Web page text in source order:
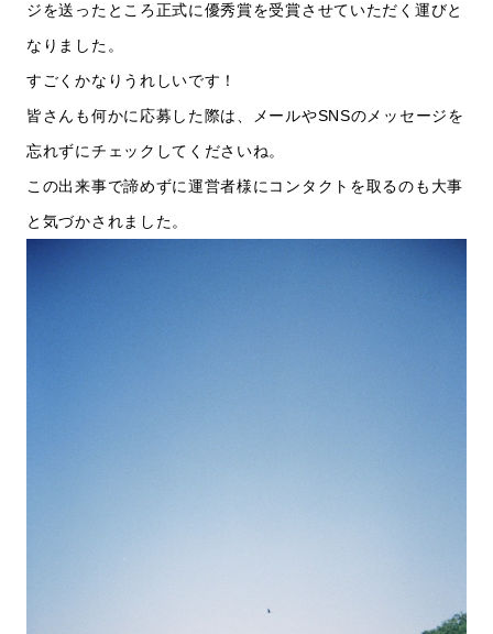
ジを送ったところ正式に優秀賞を受賞させていただく運びと
なりました。
すごくかなりうれしいです！
皆さんも何かに応募した際は、メールやSNSのメッセージを
忘れずにチェックしてくださいね。
この出来事で諦めずに運営者様にコンタクトを取るのも大事
と気づかされました。